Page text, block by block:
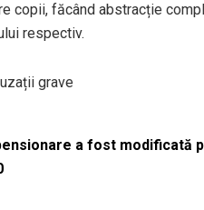
copii, făcând abstracție
respectiv.
grave
a fost modificată